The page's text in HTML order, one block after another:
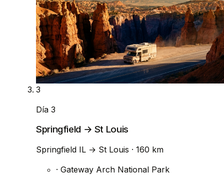
3
Día 3
Springfield → St Louis
Springfield IL → St Louis · 160 km
· Gateway Arch National Park